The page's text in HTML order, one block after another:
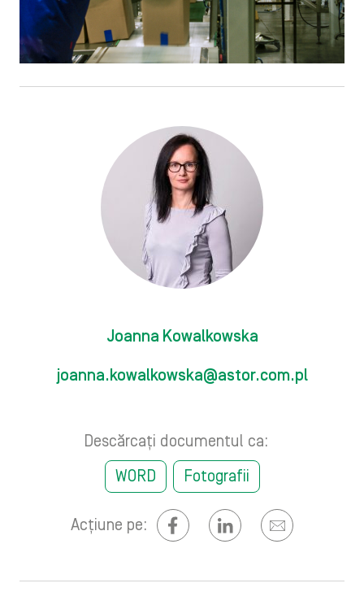
Joanna Kowalkowska
joanna.kowalkowska@astor.com.pl
Descărcați documentul ca:
WORD
Fotografii
Acțiune pe: